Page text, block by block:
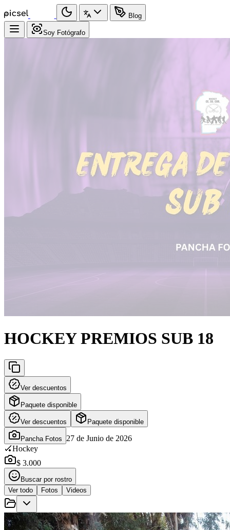
Blog
Soy Fotógrafo
HOCKEY PREMIOS SUB 18
Ver descuentos
Paquete disponible
Ver descuentos Paquete disponible
Pancha Fotos
27 de Junio de 2026
🏑Hockey
$ 3.000
Buscar por rostro
Ver todo
Fotos Videos